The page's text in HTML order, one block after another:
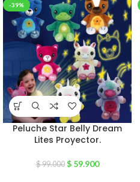
-39%
Peluche Star Belly Dream
Lites Proyector.
$99.000 $59.900